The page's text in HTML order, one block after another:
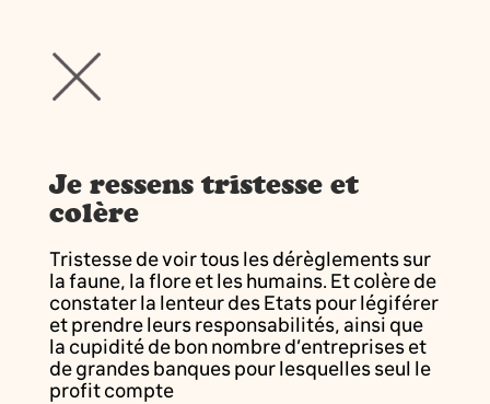
Je ressens tristesse et
colère
Tristesse de voir tous les dérèglements sur
la faune, la flore et les humains. Et colère de
constater la lenteur des Etats pour légiférer
et prendre leurs responsabilités, ainsi que
la cupidité de bon nombre d’entreprises et
de grandes banques pour lesquelles seul le
profit compte